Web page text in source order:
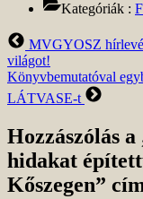
Kategóriák :
Előző
bejegyzés
MVGYOSZ
világot!
Következő
bejegyzés
Könyvbemutatóval
LÁTVASE-t
Hozzászólás
hidakat
Kőszegen”